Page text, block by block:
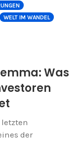
WELT IM WANDEL
Was
der